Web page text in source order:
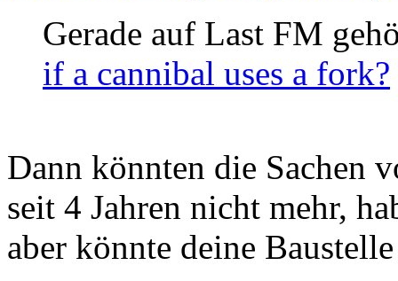
Gerade auf Last FM
if a cannibal uses a fork?
Dann könnten die Sachen
seit 4 Jahren nicht mehr,
aber könnte deine